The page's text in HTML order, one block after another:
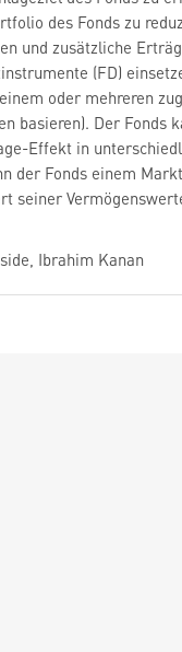
des Fonds zu
und zusätzliche
(FD)
oder mehreren
basieren). Der Fonds
Effekt in
der Fonds einem
seiner
Ibrahim Kanan